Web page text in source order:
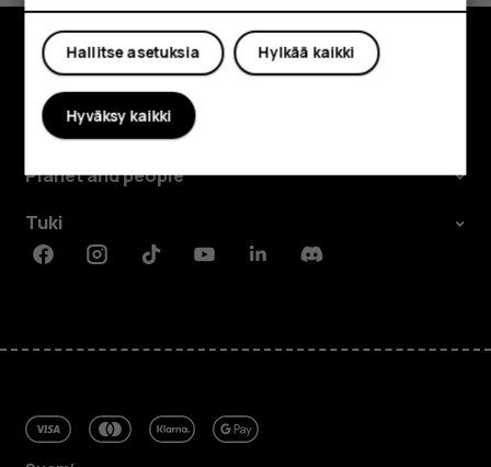
Tutustu
Tietoa meistä
Planet and people
Tuki
FacebookInstagramTiktokYoutubeLinkedinDiscord
Hylkää kaikki
Hallitse asetuksia
Hyväksy kaikki